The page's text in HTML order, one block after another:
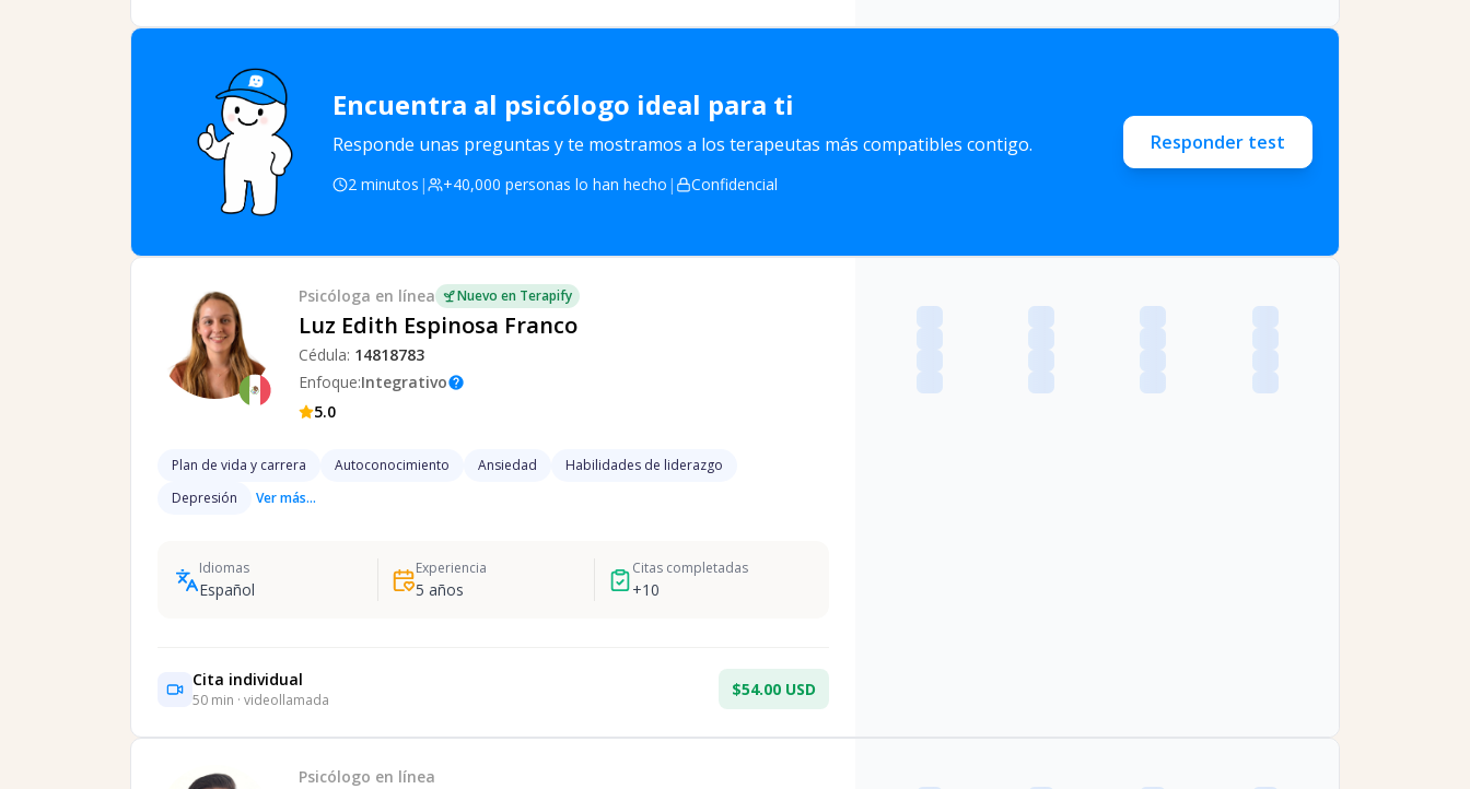
Encuentra al psicólogo ideal para ti
Responde unas preguntas y te mostramos a los terapeutas más compatibles contigo.
2 minutos | +40,000 personas lo han hecho | Confidencial
Responder test
Psicóloga en línea Nuevo en Terapify
Luz Edith Espinosa Franco
Cédula: 14818783
Enfoque:Integrativohelp
5.0
Plan de vida y carrera Autoconocimiento Ansiedad
Habilidades de liderazgo
Depresión
Ver más...
Idiomas
Español
Experiencia
5 años
Citas completadas
+10
Cita individual
50 min · videollamada
$54.00 USD
Psicólogo en línea